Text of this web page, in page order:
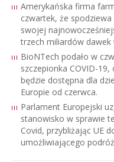
Amerykańska firma
czwartek, że
swojej
trzech miliardów dawek
BioNTech podało w
szczepionka COVID-
będzie dostępna dla
Europie od czerwca.
Parlament Europejski
stanowisko w sprawie
Covid, przybliżając UE
umożliwiającego